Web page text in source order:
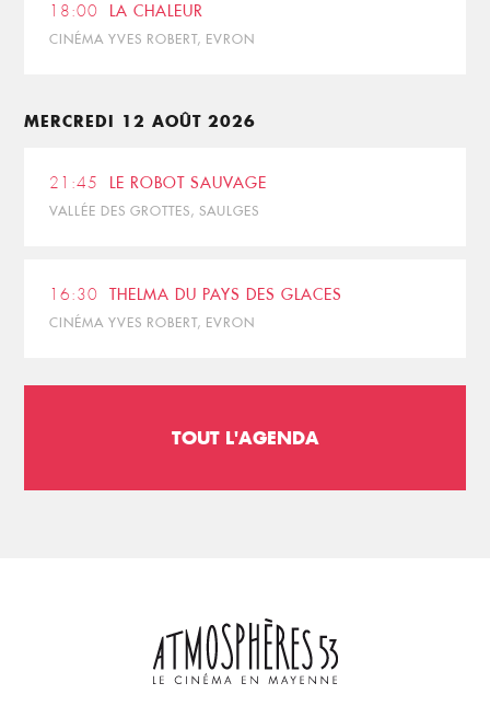
18:00 LA CHALEUR
CINÉMA YVES ROBERT, EVRON
MERCREDI 12 AOÛT 2026
21:45 LE ROBOT SAUVAGE
VALLÉE DES GROTTES, SAULGES
16:30 THELMA DU PAYS DES GLACES
CINÉMA YVES ROBERT, EVRON
TOUT L'AGENDA